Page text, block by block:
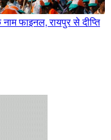
फाइनल, रायपुर से दीप्ति